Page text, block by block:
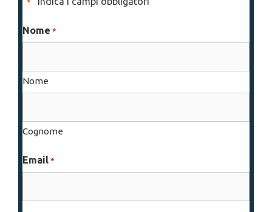
*
Nome *
Nome
Cognome
Email *